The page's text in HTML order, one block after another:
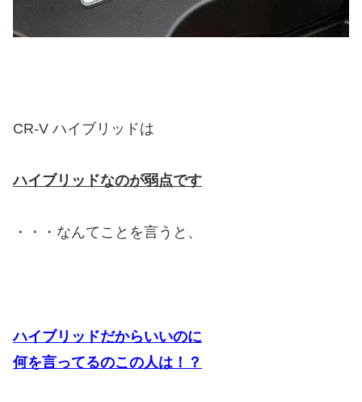
CR-V ハイブリッドは
ハイブリッドなのが弱点です
・・・なんてことを言うと、
ハイブリッドだからいいのに
何を言ってるのこの人は！？